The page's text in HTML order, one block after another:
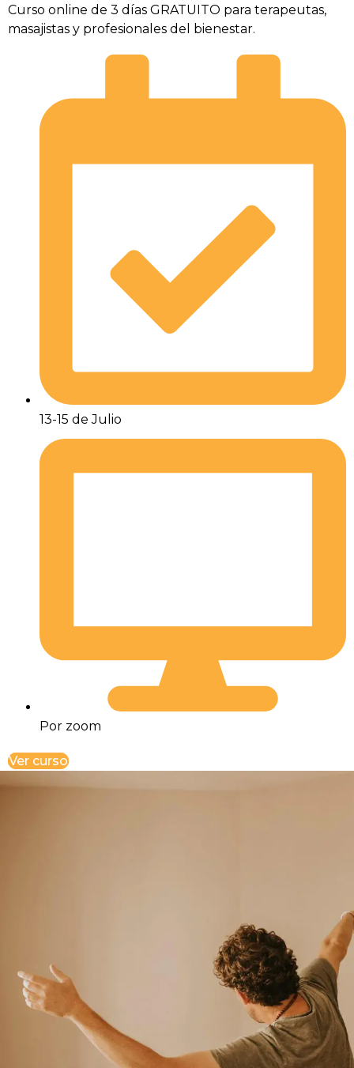
Curso online de 3 días GRATUITO para terapeutas,
masajistas y profesionales del bienestar.
13-15 de Julio
Por zoom
Ver curso